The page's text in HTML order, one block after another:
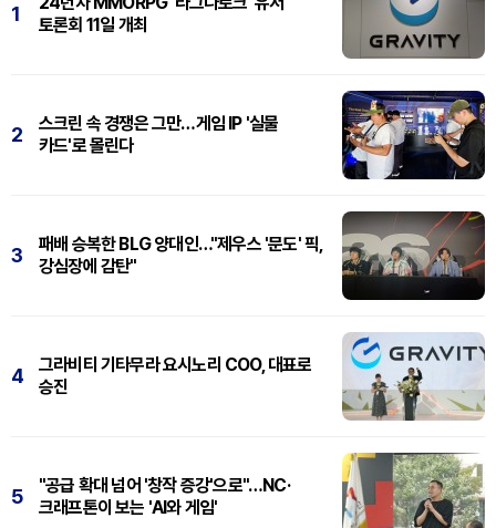
1
토론회 11일 개최
2
스크린 속 경쟁은 그만…게임 IP '실물
카드'로 몰린다
3
패배 승복한 BLG 양대인…"제우스 '문도' 픽,
강심장에 감탄"
4
그라비티 기타무라 요시노리 COO, 대표로
승진
5
"공급 확대 넘어 '창작 증강'으로"…NC·
크래프톤이 보는 'AI와 게임'